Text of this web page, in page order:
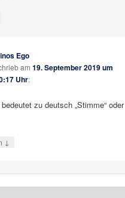
Ego
am19. September 2019 um
Uhr:
zu deutsch „Stimme“ oder
↓